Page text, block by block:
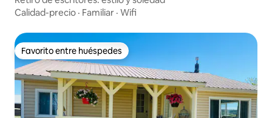
Calidad-precio · Familiar · Wifi
Favorito entre huéspedes
Favorito entre huéspedes